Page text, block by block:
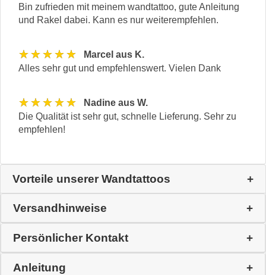
Bin zufrieden mit meinem wandtattoo, gute Anleitung
und Rakel dabei. Kann es nur weiterempfehlen.
★★★★★
Marcel aus K.
Alles sehr gut und empfehlenswert. Vielen Dank
★★★★★
Nadine aus W.
Die Qualität ist sehr gut, schnelle Lieferung. Sehr zu
empfehlen!
Vorteile unserer Wandtattoos
Versandhinweise
Persönlicher Kontakt
Anleitung